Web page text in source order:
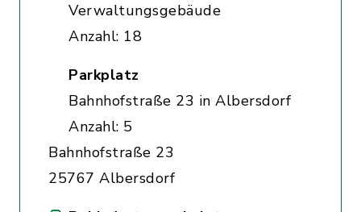
Verwaltungsgebäude
Anzahl: 18
Parkplatz
Bahnhofstraße 23 in Albersdorf
Anzahl: 5
Bahnhofstraße 23
25767 Albersdorf